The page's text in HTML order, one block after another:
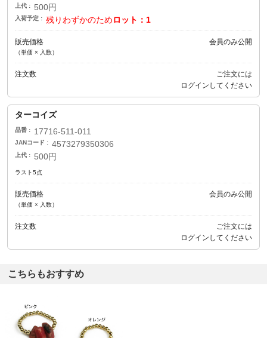
上代 500円
入荷予定 残りわずかのためロット：1
販売価格
（単価 × 入数）
会員のみ公開
注文数
ご注文には
ログイン してください
ターコイズ
品番 17716-511-011
JANコード 4573279350306
上代 500円
ラスト5点
販売価格
（単価 × 入数）
会員のみ公開
注文数
ご注文には
ログイン してください
こちらもおすすめ